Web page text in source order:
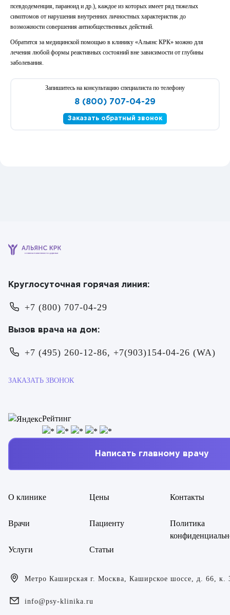
псевдодеменция, параноид и др.), каждое из которых имеет ряд тяжелых
симптомов от нарушения внутренних личностных характеристик до
возможности совершения антиобщественных действий.
Обратится за медицинской помощью в клинику «Альянс КРК» можно для
лечения любой формы реактивных состояний вне зависимости от глубины
заболевания.
Запишитесь на консультацию специалиста по телефону
8 (800) 707-04-29
Заказать обратный звонок
клиника психического здоровья
Круглосуточная горячая линия:
+7 (800) 707-04-29
Вызов врача на дом:
+7 (495) 260-12-86, +7(903)154-04-26 (WA)
ЗАКАЗАТЬ ЗВОНОК
Рейтинг
Написать главному врачу
О клинике
Врачи
Услуги
Цены
Пациенту
Статьи
Контакты
Политика
Метро Каширская г. Москва, Каширское шоссе, д. 66, к.
info@psy-klinika.ru